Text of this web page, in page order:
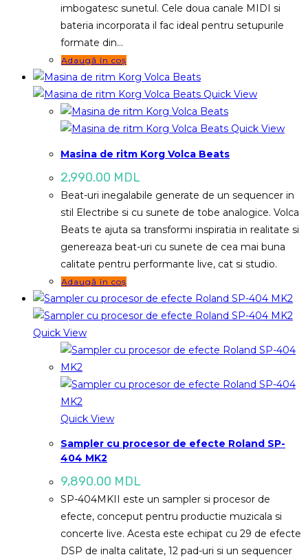
imbogatesc sunetul. Cele doua canale MIDI si
bateria incorporata il fac ideal pentru setupurile
formate din…
Adaugă în coș
Quick View
Quick View
Masina de ritm Korg Volca Beats
2,990.00 MDL
Beat-uri inegalabile generate de un sequencer in
stil Electribe si cu sunete de tobe analogice. Volca
Beats te ajuta sa transformi inspiratia in realitate si
genereaza beat-uri cu sunete de cea mai buna
calitate pentru performante live, cat si studio.
Adaugă în coș
Quick View
Quick View
Sampler cu procesor de efecte Roland SP-
404 MK2
9,890.00 MDL
SP-404MKII este un sampler si procesor de
efecte, conceput pentru productie muzicala si
concerte live. Acesta este echipat cu 29 de efecte
DSP de inalta calitate, 12 pad-uri si un sequencer